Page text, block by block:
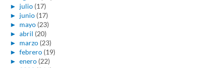
► julio (17)
► junio (17)
► mayo (23)
► abril (20)
► marzo (23)
► febrero (19)
► enero (22)